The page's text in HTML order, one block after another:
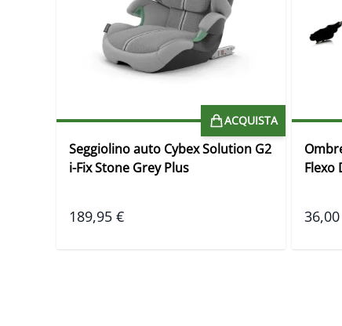
ACQUISTA
Seggiolino auto Cybex Solution G2
i-Fix Stone Grey Plus
189,95 €
Flexo